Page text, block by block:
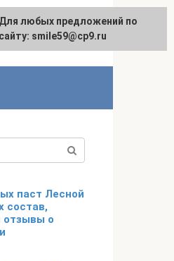
паст Лесной
состав,
отзывы о
Для любых предложений по
сайту: smile59@cp9.ru